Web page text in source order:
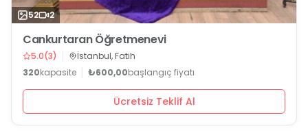
52 2
Cankurtaran Öğretmenevi
5.0(3)
İstanbul, Fatih
320kapasite ₺600,00başlangıç fiyatı
Ücretsiz Teklif Al